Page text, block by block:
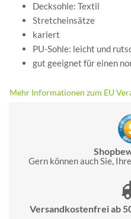
Decksohle: Textil
Stretcheinsätze
kariert
PU-Sohle: leicht und
gut geeignet für einen
Mehr Informationen zum EU
Gern können auch Sie,
Versandkostenfrei ab